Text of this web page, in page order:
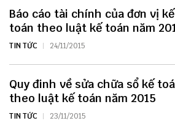
Báo cáo tài chính của đơn vị kế
toán theo luật kế toán năm
TIN TỨC 24/11/2015
Quy đinh về sửa chữa sổ kế
theo luật kế toán năm 2015
TIN TỨC 23/11/2015